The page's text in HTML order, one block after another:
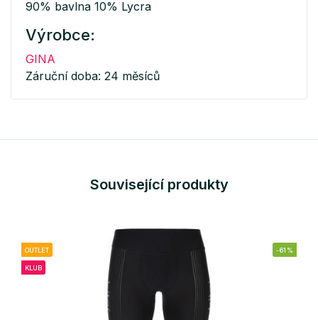
90% bavlna 10% Lycra
Výrobce:
GINA
Záruční doba: 24 měsíců
Související produkty
OUTLET
KLUB
-61%